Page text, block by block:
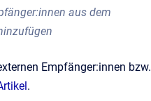
aus dem
Empfänger:innen bzw.
.